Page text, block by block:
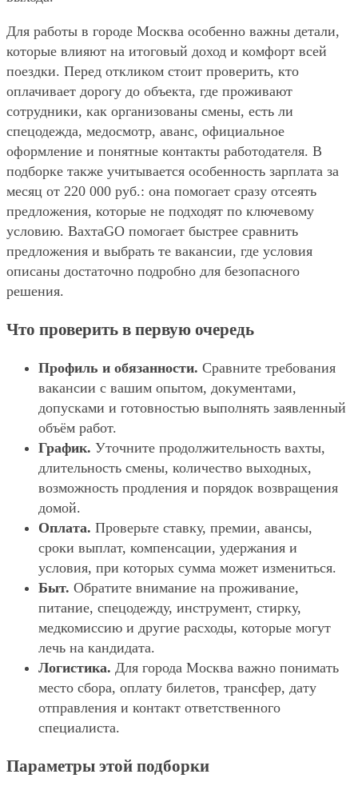
Для работы в городе Москва особенно важны детали,
которые влияют на итоговый доход и комфорт всей
поездки. Перед откликом стоит проверить, кто
оплачивает дорогу до объекта, где проживают
сотрудники, как организованы смены, есть ли
спецодежда, медосмотр, аванс, официальное
оформление и понятные контакты работодателя. В
подборке также учитывается особенность зарплата за
месяц от 220 000 руб.: она помогает сразу отсеять
предложения, которые не подходят по ключевому
условию. ВахтаGO помогает быстрее сравнить
предложения и выбрать те вакансии, где условия
описаны достаточно подробно для безопасного
решения.
Что проверить в первую очередь
Профиль и обязанности. Сравните требования
вакансии с вашим опытом, документами,
допусками и готовностью выполнять заявленный
объём работ.
График. Уточните продолжительность вахты,
длительность смены, количество выходных,
возможность продления и порядок возвращения
домой.
Оплата. Проверьте ставку, премии, авансы,
сроки выплат, компенсации, удержания и
условия, при которых сумма может измениться.
Быт. Обратите внимание на проживание,
питание, спецодежду, инструмент, стирку,
медкомиссию и другие расходы, которые могут
лечь на кандидата.
Логистика. Для города Москва важно понимать
место сбора, оплату билетов, трансфер, дату
отправления и контакт ответственного
специалиста.
Параметры этой подборки